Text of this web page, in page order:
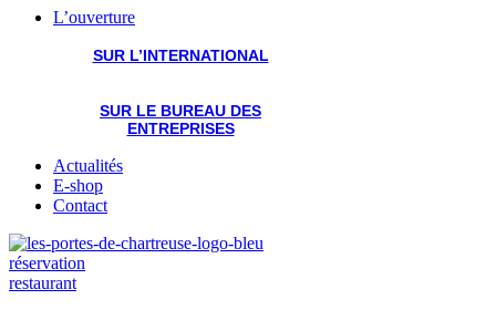
L’ouverture
SUR L’INTERNATIONAL
SUR LE BUREAU DES
ENTREPRISES
Actualités
E-shop
Contact
réservation
restaurant